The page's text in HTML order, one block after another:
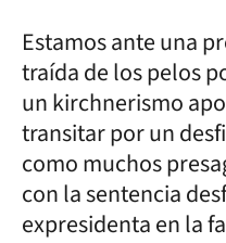
Estamos ante una
traída de los pelos
un kirchnerismo
transitar por un
como muchos
con la sentencia
expresidenta en la